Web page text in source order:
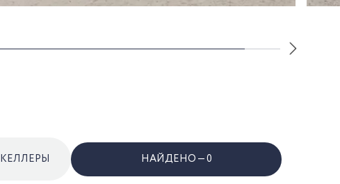
КЕЛЛЕРЫ НАЙДЕНО —0